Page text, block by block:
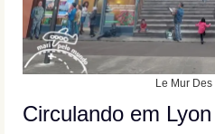
Le Mur
Circulando em Lyon